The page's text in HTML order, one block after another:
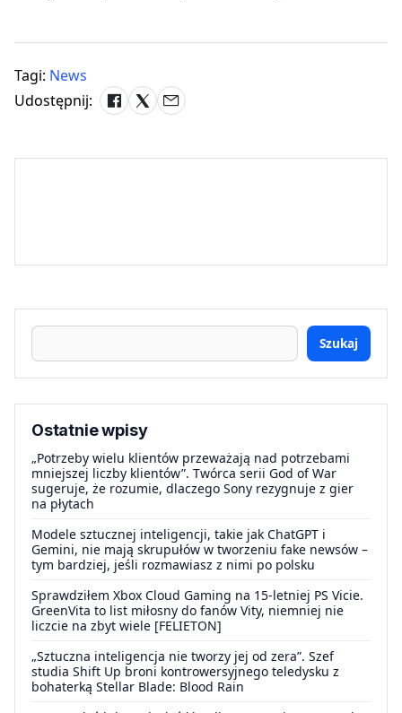
Tagi: News
Udostępnij:
Szukaj
Ostatnie wpisy
„Potrzeby wielu klientów przeważają nad potrzebami
mniejszej liczby klientów”. Twórca serii God of War
sugeruje, że rozumie, dlaczego Sony rezygnuje z gier
na płytach
Modele sztucznej inteligencji, takie jak ChatGPT i
Gemini, nie mają skrupułów w tworzeniu fake newsów –
tym bardziej, jeśli rozmawiasz z nimi po polsku
Sprawdziłem Xbox Cloud Gaming na 15-letniej PS Vicie.
GreenVita to list miłosny do fanów Vity, niemniej nie
liczcie na zbyt wiele [FELIETON]
„Sztuczna inteligencja nie tworzy jej od zera”. Szef
studia Shift Up broni kontrowersyjnego teledysku z
bohaterką Stellar Blade: Blood Rain